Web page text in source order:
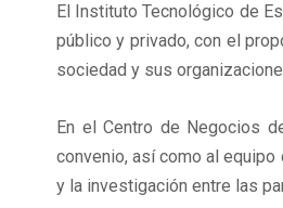
El Instituto Tecnológico de
público y privado, con el
sociedad y sus
En el Centro de Negocios
convenio, así como al
y la investigación entre las